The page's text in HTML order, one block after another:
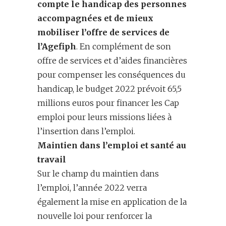
compte le handicap des personnes
accompagnées et de mieux
mobiliser l’offre de services de
l’Agefiph. En complément de son
offre de services et d’aides financières
pour compenser les conséquences du
handicap, le budget 2022 prévoit 65,5
millions euros pour financer les Cap
emploi pour leurs missions liées à
l’insertion dans l’emploi.
Maintien dans l’emploi et santé au
travail
Sur le champ du maintien dans
l’emploi, l’année 2022 verra
également la mise en application de la
nouvelle loi pour renforcer la